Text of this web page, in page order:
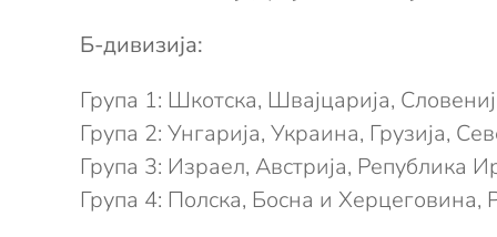
Б-дивизија:
Група 1: Шкотска, Швајцарија,
Група 2: Унгарија, Украина, Грузија,
Група 3: Израел, Австрија, Република
Група 4: Полска, Босна и Херцеговина,